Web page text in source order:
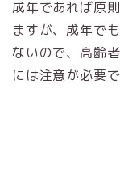
成年であれば原
ますが、成年で
ないので、高齢
には注意が必要で